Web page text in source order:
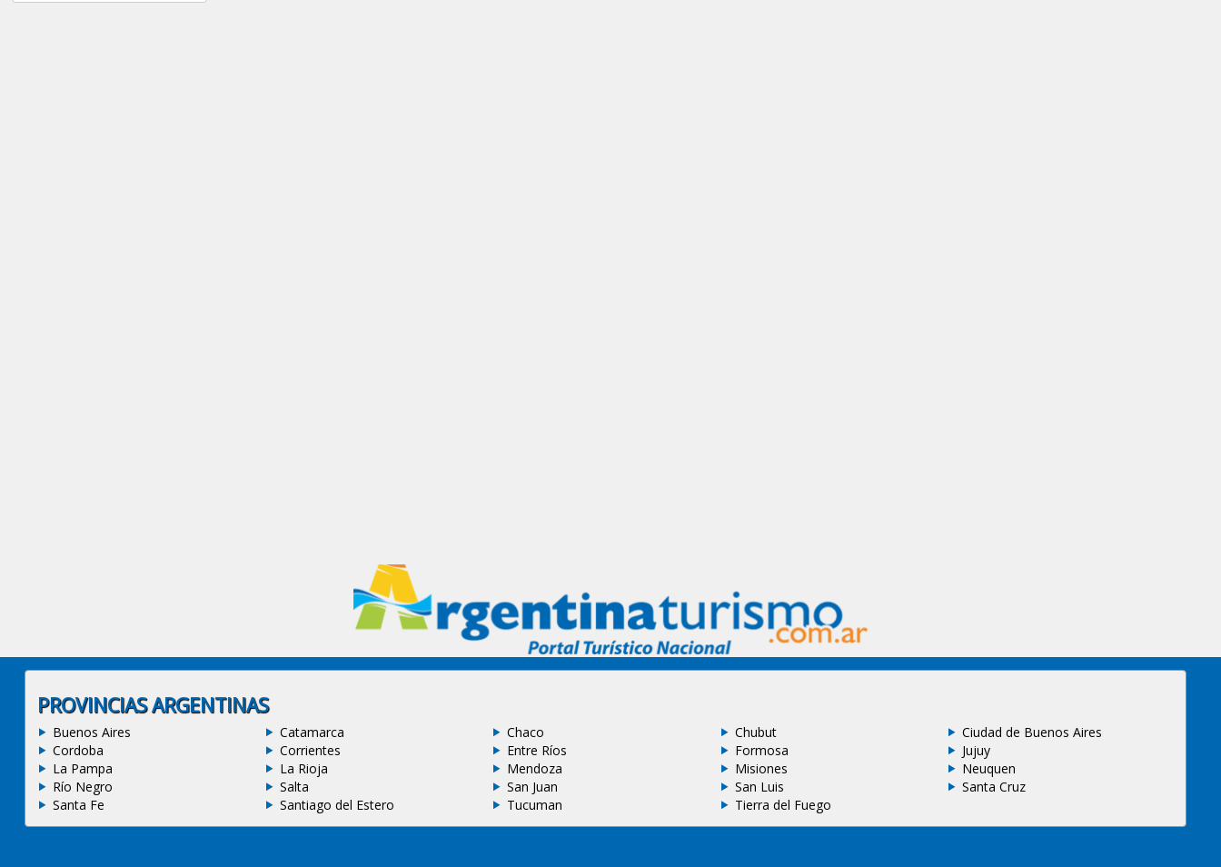
PROVINCIAS ARGENTINAS
Buenos Aires Catamarca Chaco Chubut
Ciudad de Buenos Aires
Cordoba
Corrientes Entre Ríos Formosa
Jujuy
La Pampa
La Rioja Mendoza Misiones
Neuquen
Río Negro
Salta San Juan San Luis
Santa Cruz
Santa Fe
Santiago del Estero Tucuman Tierra del Fuego